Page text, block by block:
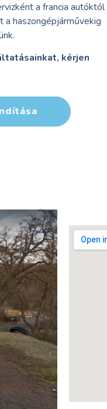
a francia autóktól
haszongépjárművekig
kérjen